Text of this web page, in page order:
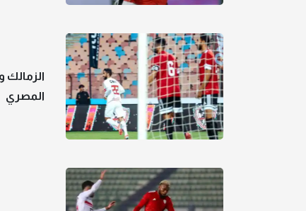
الزمالك
المصري